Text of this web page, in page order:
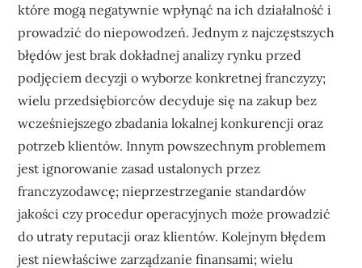
które mogą negatywnie wpłynąć na ich działalność i
prowadzić do niepowodzeń. Jednym z najczęstszych
błędów jest brak dokładnej analizy rynku przed
podjęciem decyzji o wyborze konkretnej franczyzy;
wielu przedsiębiorców decyduje się na zakup bez
wcześniejszego zbadania lokalnej konkurencji oraz
potrzeb klientów. Innym powszechnym problemem
jest ignorowanie zasad ustalonych przez
franczyzodawcę; nieprzestrzeganie standardów
jakości czy procedur operacyjnych może prowadzić
do utraty reputacji oraz klientów. Kolejnym błędem
jest niewłaściwe zarządzanie finansami; wielu